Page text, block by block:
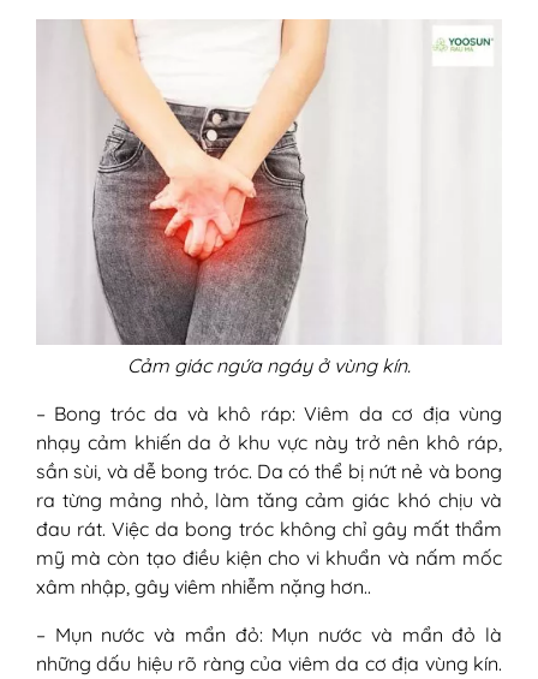
Cảm giác ngứa ngáy ở vùng kín.
– Bong tróc da và khô ráp: Viêm da cơ địa vùng
nhạy cảm khiến da ở khu vực này trở nên khô ráp,
sần sùi, và dễ bong tróc. Da có thể bị nứt nẻ và bong
ra từng mảng nhỏ, làm tăng cảm giác khó chịu và
đau rát. Việc da bong tróc không chỉ gây mất thẩm
mỹ mà còn tạo điều kiện cho vi khuẩn và nấm mốc
xâm nhập, gây viêm nhiễm nặng hơn..
– Mụn nước và mẩn đỏ: Mụn nước và mẩn đỏ là
những dấu hiệu rõ ràng của viêm da cơ địa vùng kín.